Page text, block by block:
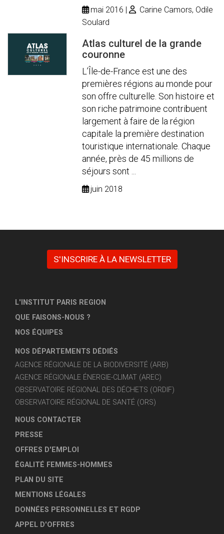
mai 2016
Carine Camors, Odile
Soulard
Atlas culturel de la grande
couronne
L’Île-de-France est une des
premières régions au monde pour
son offre culturelle. Son histoire et
son riche patrimoine contribuent
largement à faire de la région
capitale la première destination
touristique internationale. Chaque
année, près de 45 millions de
séjours sont ...
juin 2018
S'INSCRIRE À LA NEWSLETTER
L'INSTITUT PARIS REGION
QUE FAISONS-NOUS ?
NOS ÉQUIPES
NOS DÉPARTEMENTS DÉDIÉS
AGENCE RÉGIONALE DE LA BIODIVERSITÉ (ARB)
AGENCE RÉGIONALE ÉNERGIE-CLIMAT (AREC)
OBSERVATOIRE RÉGIONAL DES DÉCHETS (ORDIF)
OBSERVATOIRE RÉGIONAL DE SANTÉ (ORS)
NOUS CONTACTER
PRESSE
OFFRES D'EMPLOI
ÉGALITÉ FEMMES-HOMMES
PLAN DU SITE
MENTIONS LÉGALES
DONNÉES PERSONNELLES ET RGDP
APPEL D'OFFRES